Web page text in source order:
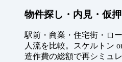
物件探し・内見・仮押
駅前・商業・住宅街・ロ
人流を比較。スケルトン
造作費の総額で再シミュ